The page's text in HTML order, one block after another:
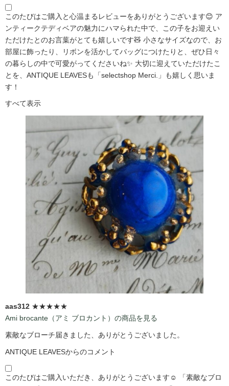
このたびはご購入と心温まるレビューをありがとうございます😊 ア
ンティークテディベアの魅力にハマられた中で、この子をお迎えい
ただけたとのお言葉がとても嬉しいです🧸 小さなサイズなので、お
部屋に飾ったり、リボンを活かしてバッグにつけたりと、ぜひ日々
の暮らしの中で可愛がってくださいね✨ 大切に迎えていただけたこ
とを、ANTIQUE LEAVESも「selectshop Merci.」も嬉しく思いま
す！
すべて表示
aas312 ★★★★★
Ami brocante（アミ ブロカント）の商品を見る
素敵なブローチ届きました、ありがとうございました。
ANTIQUE LEAVESからのコメント
このたびはご購入いただき、ありがとうございます☺️ 「素敵なブロ